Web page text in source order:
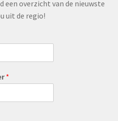
een overzicht van de nieuwste
uit de regio!
*